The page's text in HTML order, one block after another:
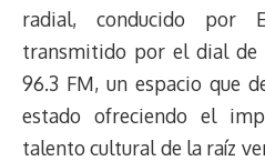
radial, conducido por
transmitido por el dial de
96.3 FM, un espacio que
estado ofreciendo el
talento cultural de la raíz